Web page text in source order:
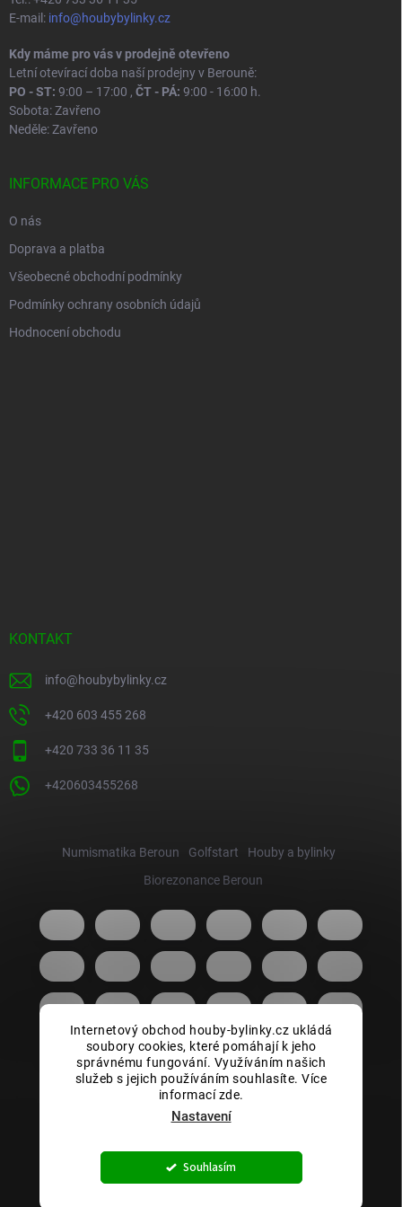
Internetový obchod houby-bylinky.cz ukládá
soubory cookies, které pomáhají k jeho
správnému fungování. Využíváním našich
služeb s jejich používáním souhlasíte. Více
informací zde.
Nastavení
Souhlasím
E-mail: info@houbybylinky.cz
Kdy máme pro vás v prodejně otevřeno
Letní otevírací doba naší prodejny v Berouně:
PO - ST: 9:00 – 17:00 , ČT - PÁ: 9:00 - 16:00 h.
Sobota: Zavřeno
Neděle: Zavřeno
INFORMACE PRO VÁS
O nás
Doprava a platba
Všeobecné obchodní podmínky
Podmínky ochrany osobních údajů
Hodnocení obchodu
KONTAKT
info@houbybylinky.cz
+420 603 455 268
+420 733 36 11 35
+420603455268
Numismatika Beroun Golfstart
Houby a bylinky
Biorezonance Beroun
Vytvořil Shoptet
Copyright 2026 . Všechna práva vyhrazena.